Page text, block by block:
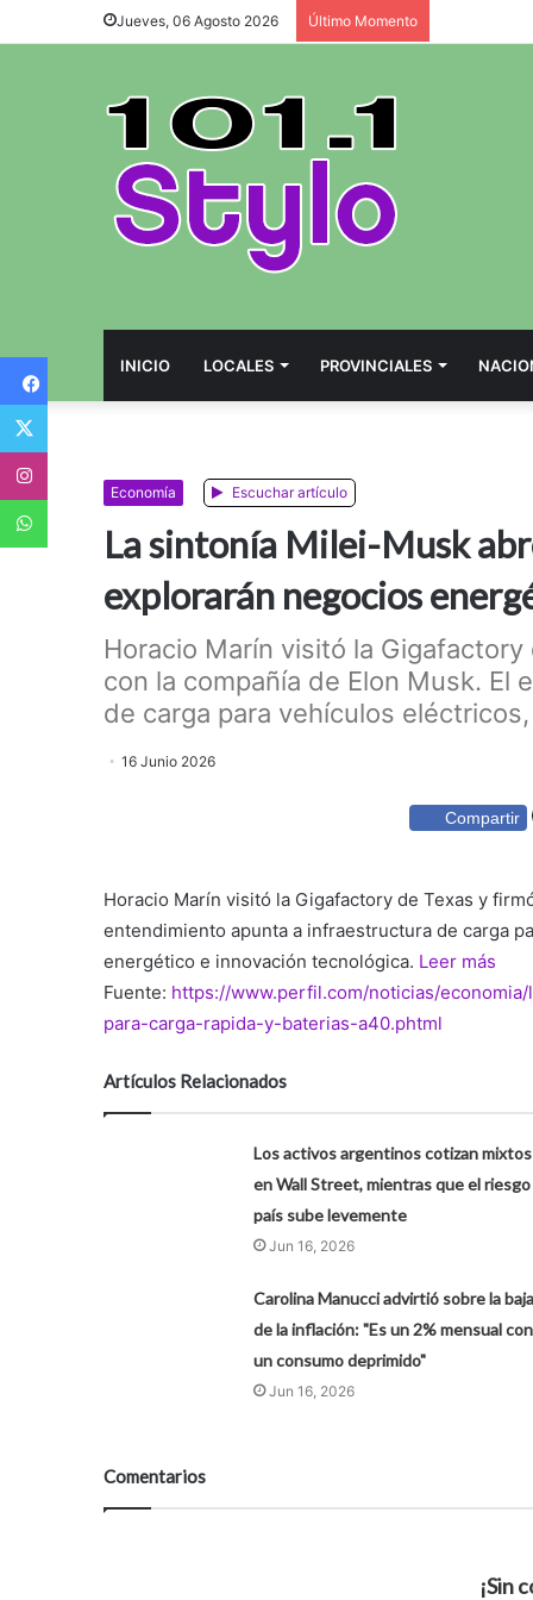
Jueves, 06 Agosto 2026 Último Momento
INICIO LOCALES PROVINCIALES
Economía Escuchar artículo
La sintonía Milei-Musk
explorarán negocios
Horacio Marín visitó la
con la compañía de Elon Musk.
de carga para vehículos eléctricos,
16 Junio 2026
Compartir
Horacio Marín visitó la Gigafactory de Texas y
entendimiento apunta a infraestructura de carga
energético e innovación tecnológica. Leer más
Fuente: https://www.perfil.com/noticias/
para-carga-rapida-y-baterias-a40.phtml
Artículos Relacionados
Los activos argentinos cotizan mixtos
en Wall Street, mientras que el riesgo
país sube levemente
Jun 16, 2026
Carolina Manucci advirtió sobre la baja
de la inflación: "Es un 2% mensual con
un consumo deprimido"
Jun 16, 2026
Comentarios
¡Sin
Facebook
Twitter
WhatsApp